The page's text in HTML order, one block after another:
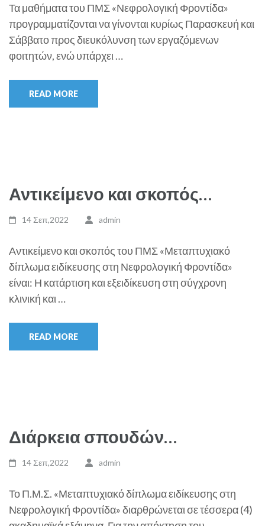
Τα μαθήματα του ΠΜΣ «Νεφρολογική Φροντίδα»
προγραμματίζονται να γίνονται κυρίως Παρασκευή και
Σάββατο προς διευκόλυνση των εργαζόμενων
φοιτητών, ενώ υπάρχει …
READ MORE
Αντικείμενο και σκοπός…
14 Σεπ,2022 admin
Αντικείμενο και σκοπός του ΠΜΣ «Μεταπτυχιακό
δίπλωμα ειδίκευσης στη Νεφρολογική Φροντίδα»
είναι: Η κατάρτιση και εξειδίκευση στη σύγχρονη
κλινική και …
READ MORE
Διάρκεια σπουδών…
14 Σεπ,2022 admin
Το Π.Μ.Σ. «Μεταπτυχιακό δίπλωμα ειδίκευσης στη
Νεφρολογική Φροντίδα» διαρθρώνεται σε τέσσερα (4)